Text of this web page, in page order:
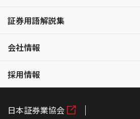
証券用語解説集
会社情報
採用情報
日本証券業協会